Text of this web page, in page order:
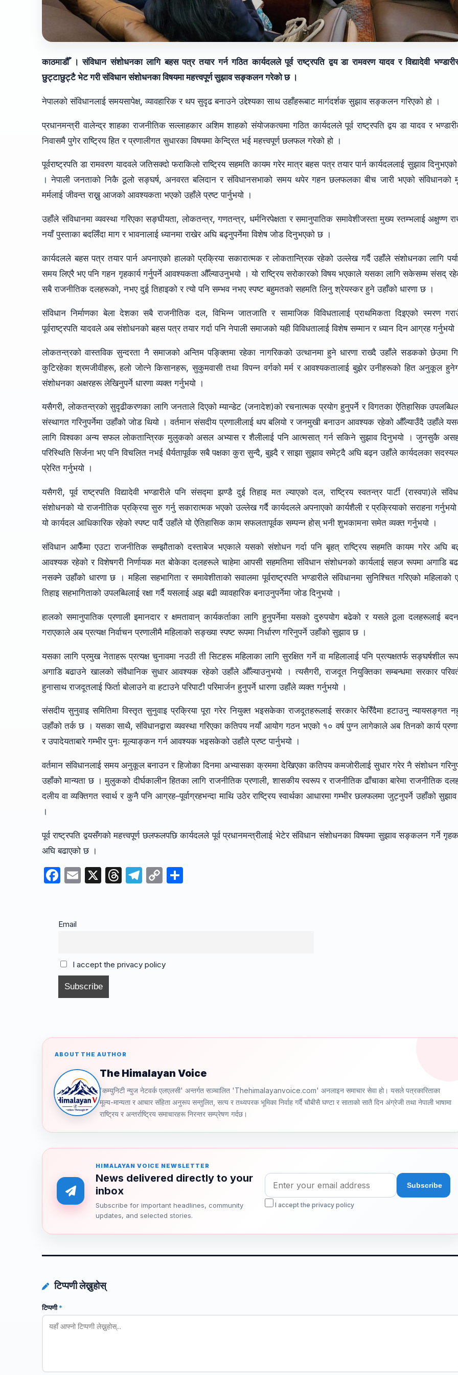
काठमाडौँ । संविधान संशोधनका लागि बहस पत्र तयार गर्न गठित कार्यदलले पूर्व राष्ट्रपति द्वय डा रामवरण यादव र विद्यादेवी
छुट्टाछुट्टै भेट गरी संविधान संशोधनका विषयमा महत्त्वपूर्ण सुझाव सङ्कलन गरेको छ ।
नेपालको संविधानलाई समयसापेक्ष, व्यावहारिक र थप सुदृढ बनाउने उद्देश्यका साथ उहाँहरूबाट मार्गदर्शक सुझाव सङ्कलन गरिएको हो ।
प्रधानमन्त्री वालेन्द्र शाहका राजनीतिक सल्लाहकार अशिम शाहको संयोजकत्वमा गठित कार्यदलले पूर्व राष्ट्रपति द्वय डा यादव र
निवासमै पुगेर राष्ट्रिय हित र प्रणालीगत सुधारका विषयमा केन्द्रित भई महत्त्वपूर्ण छलफल गरेको हो ।
पूर्वराष्ट्रपति डा रामवरण यादवले जतिसक्दो फराकिलो राष्ट्रिय सहमति कायम गरेर मात्र बहस पत्र तयार पार्न कार्यदललाई सुझाव
। नेपाली जनताको निकै ठूलो सङ्घर्ष, अनवरत बलिदान र संविधानसभाको समय थपेर गहन छलफलका बीच जारी भएको संविधानको
मर्मलाई जीवन्त राख्नु आजको आवश्यकता भएको उहाँले प्रष्ट पार्नुभयो ।
उहाँले संविधानमा व्यवस्था गरिएका सङ्घीयता, लोकतन्त्र, गणतन्त्र, धर्मनिरपेक्षता र समानुपातिक समावेशीजस्ता मुख्य स्तम्भलाई अक्षुण्ण
नयाँ पुस्ताका बदलिँदा माग र भावनालाई ध्यानमा राखेर अघि बढ्नुपर्नेमा विशेष जोड दिनुभएको छ ।
कार्यदलले बहस पत्र तयार पार्न अपनाएको हालको प्रक्रिया सकारात्मक र लोकतान्त्रिक रहेको उल्लेख गर्दै उहाँले संशोधनका लागि
समय लिएरै भए पनि गहन गृहकार्य गर्नुपर्ने आवश्यकता औँल्याउनुभयो । यो राष्ट्रिय सरोकारको विषय भएकाले यसका लागि सकेसम्म संसद्
सबै राजनीतिक दलहरूको, नभए दुई तिहाइको र त्यो पनि सम्भव नभए स्पष्ट बहुमतको सहमति लिनु श्रेयस्कर हुने उहाँको धारणा छ ।
संविधान निर्माणका बेला देशका सबै राजनीतिक दल, विभिन्न जातजाति र सामाजिक विविधतालाई प्राथमिकता दिइएको स्मरण
पूर्वराष्ट्रपति यादवले अब संशोधनको बहस पत्र तयार गर्दा पनि नेपाली समाजको यही विविधतालाई विशेष सम्मान र ध्यान दिन आग्रह गर्नुभयो
लोकतन्त्रको वास्तविक सुन्दरता नै समाजको अन्तिम पङ्क्तिमा रहेका नागरिकको उत्थानमा हुने धारणा राख्दै उहाँले सडकको छेउमा
कुटिरहेका श्रमजीवीहरू, हलो जोत्ने किसानहरू, सुकुमवासी तथा विपन्न वर्गको मर्म र आवश्यकतालाई बुझेर उनीहरूको हित अनुकूल
संशोधनका अक्षरहरू लेखिनुपर्ने धारणा व्यक्त गर्नुभयो ।
यसैगरी, लोकतन्त्रको सुदृढीकरणका लागि जनताले दिएको म्यान्डेट (जनादेश)को रचनात्मक प्रयोग हुनुपर्ने र विगतका ऐतिहासिक
संस्थागत गरिनुपर्नेमा उहाँको जोड थियो । वर्तमान संसदीय प्रणालीलाई थप बलियो र जनमुखी बनाउन आवश्यक रहेको औँल्याउँदै उहाँले
लागि विश्वका अन्य सफल लोकतान्त्रिक मुलुकको असल अभ्यास र शैलीलाई पनि आत्मसात् गर्न सकिने सुझाव दिनुभयो । जुनसुकै
परिस्थिति सिर्जना भए पनि विचलित नभई धैर्यतापूर्वक सबै पक्षका कुरा सुन्दै, बुझ्दै र साझा सुझाव समेट्दै अघि बढ्न उहाँले कार्यदलका
प्रेरित गर्नुभयो ।
यसैगरी, पूर्व राष्ट्रपति विद्यादेवी भण्डारीले पनि संसद्मा झण्डै दुई तिहाइ मत ल्याएको दल, राष्ट्रिय स्वतन्त्र पार्टी (रास्वपा)ले
संशोधनको यो राजनीतिक प्रक्रिया सुरु गर्नु सकारात्मक भएको उल्लेख गर्दै कार्यदलले अपनाएको कार्यशैली र प्रक्रियाको सराहना
यो कार्यदल आधिकारिक रहेको स्पष्ट पार्दै उहाँले यो ऐतिहासिक काम सफलतापूर्वक सम्पन्न होस् भनी शुभकामना समेत व्यक्त गर्नुभयो ।
संविधान आफैँमा एउटा राजनीतिक सम्झौताको दस्ताबेज भएकाले यसको संशोधन गर्दा पनि बृहत् राष्ट्रिय सहमति कायम गरेर अघि
आवश्यक रहेको र विशेषगरी निर्णायक मत बोकेका दलहरूले चाहेमा आपसी सहमतिमा संविधान संशोधनको कार्यलाई सहज रूपमा अगाडि
नसक्ने उहाँको धारणा छ । महिला सहभागिता र समावेशीताको सवालमा पूर्वराष्ट्रपति भण्डारीले संविधानमा सुनिश्चित गरिएको महिलाको
तिहाइ सहभागिताको उपलब्धिलाई रक्षा गर्दै यसलाई अझ बढी व्यावहारिक बनाउनुपर्नेमा जोड दिनुभयो ।
हालको समानुपातिक प्रणाली इमानदार र क्षमतावान् कार्यकर्ताका लागि हुनुपर्नेमा यसको दुरुपयोग बढेको र यसले ठूला दलहरूलाई
गराएकाले अब प्रत्यक्ष निर्वाचन प्रणालीमै महिलाको सङ्ख्या स्पष्ट रूपमा निर्धारण गरिनुपर्ने उहाँको सुझाव छ ।
यसका लागि प्रमुख नेताहरू प्रत्यक्ष चुनावमा नउठी ती सिटहरू महिलाका लागि सुरक्षित गर्ने वा महिलालाई पनि प्रत्यक्षतर्फ सङ्घर्षशील
अगाडि बढाउने खालको संवैधानिक सुधार आवश्यक रहेको उहाँले औँल्याउनुभयो । त्यसैगरी, राजदूत नियुक्तिका सम्बन्धमा सरकार
हुनासाथ राजदूतलाई फिर्ता बोलाउने वा हटाउने परिपाटी परिमार्जन हुनुपर्ने धारणा उहाँले व्यक्त गर्नुभयो ।
संसदीय सुनुवाइ समितिमा विस्तृत सुनुवाइ प्रक्रिया पूरा गरेर नियुक्त भइसकेका राजदूतहरूलाई सरकार फेरिँदैमा हटाउनु न्यायसङ्गत
उहाँको तर्क छ । यसका साथै, संविधानद्वारा व्यवस्था गरिएका कतिपय नयाँ आयोग गठन भएको १० वर्ष पुग्न लागेकाले अब तिनको कार्य
र उपादेयताबारे गम्भीर पुनः मूल्याङ्कन गर्न आवश्यक भइसकेको उहाँले प्रष्ट पार्नुभयो ।
वर्तमान संविधानलाई समय अनुकूल बनाउन र हिजोका दिनमा अभ्यासका क्रममा देखिएका कतिपय कमजोरीलाई सुधार गरेर नै संशोधन
उहाँको मान्यता छ । मुलुकको दीर्घकालीन हितका लागि राजनीतिक प्रणाली, शासकीय स्वरूप र राजनीतिक ढाँचाका बारेमा राजनीतिक
दलीय वा व्यक्तिगत स्वार्थ र कुनै पनि आग्रह–पूर्वाग्रहभन्दा माथि उठेर राष्ट्रिय स्वार्थका आधारमा गम्भीर छलफलमा जुट्नुपर्ने उहाँको
।
पूर्व राष्ट्रपति द्वयसँगको महत्त्वपूर्ण छलफलपछि कार्यदलले पूर्व प्रधानमन्त्रीलाई भेटेर संविधान संशोधनका विषयमा सुझाव सङ्कलन गर्ने
अघि बढाएको छ ।
F
e
o
o
k
E
X
T
s
T
m
C
k
Email
I accept the privacy policy
ABOUT THE AUTHOR
The Himalayan Voice
'कम्युनिटी न्युज नेटवर्क एलएलसी' अन्तर्गत सञ्चालित 'Thehimalayanvoice.com' अनलाइन समाचार सेवा हो। यसले पत्रकारिताका
मूल्य-मान्यता र आचार संहिता अनुरूप सन्तुलित, सत्य र तथ्यपरक भूमिका निर्वाह गर्दै चौबीसै घण्टा र साताको सातै दिन अंग्रेजी तथा नेपाली भाषामा
राष्ट्रिय र अन्तर्राष्ट्रिय समाचारहरू निरन्तर सम्प्रेषण गर्दछ।
HIMALAYAN VOICE NEWSLETTER
News delivered directly to your
inbox
Subscribe for important headlines, community
updates, and selected stories.
I accept the privacy policy
टिप्पणी लेख्नुहोस्
टिप्पणी*